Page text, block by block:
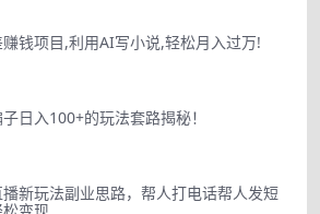
钱项目,利用AI写小说,轻松月入过万!
日入100+的玩法套路揭秘！
新玩法副业思路，帮人打电话帮人发短